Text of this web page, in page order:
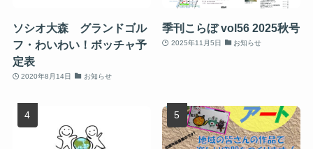
ソシオ大森 グランドゴル
フ・わいわい！ボッチャ予
定表
2020年8月14日 お知らせ
季刊こらぼ vol56 2025秋号
2025年11月5日 お知らせ